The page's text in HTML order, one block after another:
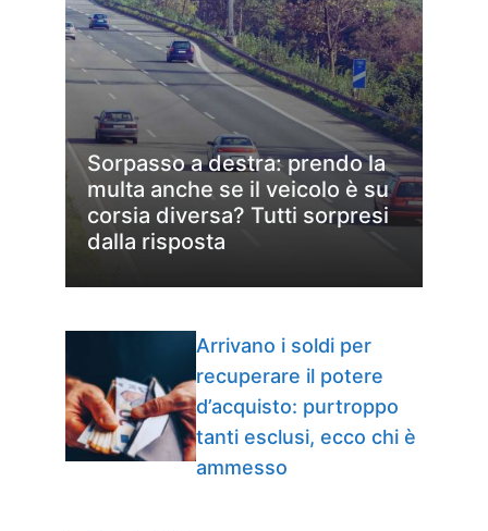
Sorpasso a destra: prendo la
multa anche se il veicolo è su
corsia diversa? Tutti sorpresi
dalla risposta
Arrivano i soldi per
recuperare il potere
d’acquisto: purtroppo
tanti esclusi, ecco chi è
ammesso